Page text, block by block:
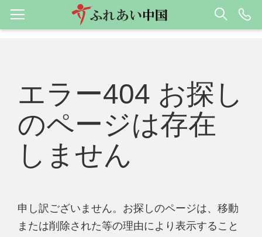
エラー404 お探し
のページは存在
しません
申し訳ございません。お探しのページは、移動
または削除された等の理由により表示すること